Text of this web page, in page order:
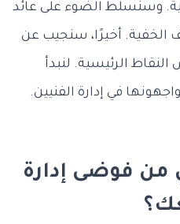
وسنسلط الضوء على عائد
الخفية. أخيرًا، سنجيب عن
النقاط الرئيسية. لنبدأ
في إدارة الفنيين.
من فوضى إدارة